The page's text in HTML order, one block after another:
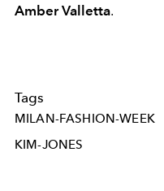
Amber Valletta.
Tags
MILAN-FASHION-WEEK
KIM-JONES